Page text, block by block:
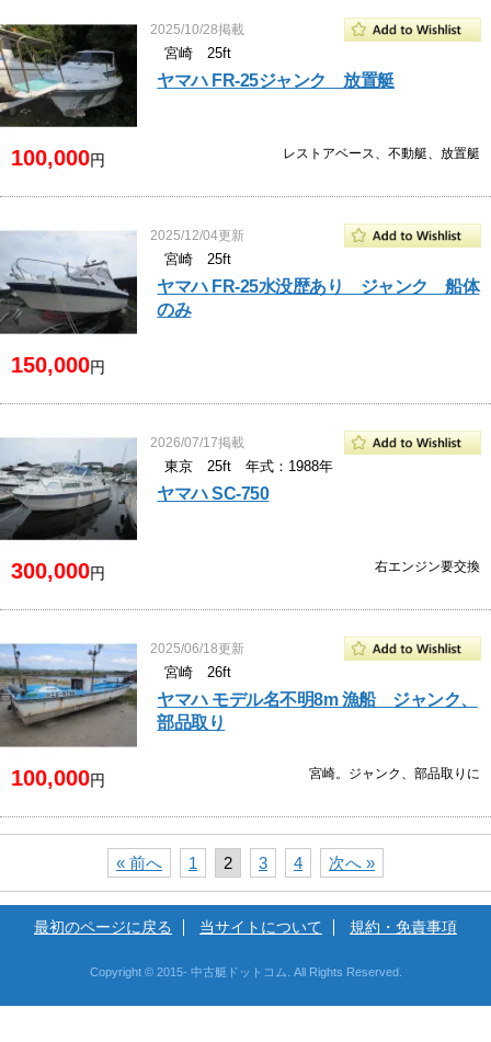
2025/10/28掲載
宮崎 25ft
ヤマハ FR-25ジャンク 放置艇
100,000円 レストアベース、不動艇、放置艇
2025/12/04更新
宮崎 25ft
ヤマハ FR-25水没歴あり ジャンク 船体
のみ
150,000円
2026/07/17掲載
東京 25ft 年式：1988年
ヤマハ SC-750
300,000円 右エンジン要交換
2025/06/18更新
宮崎 26ft
ヤマハ モデル名不明8m 漁船 ジャンク、
部品取り
100,000円 宮崎。ジャンク、部品取りに
« 前へ 1 2 3 4 次へ »
最初のページに戻る 当サイトについて 規約・免責事項
Copyright © 2015- 中古艇ドットコム. All Rights Reserved.